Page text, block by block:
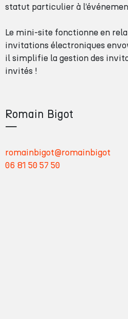
o
G
r
o
statut particulier à
Le mini-site fonctionne en
invitations électroniques
il simplifie la gestion des
invités !
Romain Bigot
—
romainbigot@romainbigot
06 81 50 57 50